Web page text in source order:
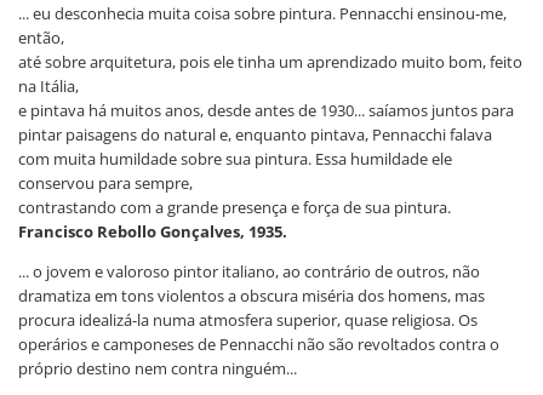
... eu desconhecia muita coisa sobre pintura. Pennacchi ensinou-me,
então,
até sobre arquitetura, pois ele tinha um aprendizado muito bom, feito
na Itália,
e pintava há muitos anos, desde antes de 1930... saíamos juntos para
pintar paisagens do natural e, enquanto pintava, Pennacchi falava
com muita humildade sobre sua pintura. Essa humildade ele
conservou para sempre,
contrastando com a grande presença e força de sua pintura.
Francisco Rebollo Gonçalves, 1935.
... o jovem e valoroso pintor italiano, ao contrário de outros, não
dramatiza em tons violentos a obscura miséria dos homens, mas
procura idealizá-la numa atmosfera superior, quase religiosa. Os
operários e camponeses de Pennacchi não são revoltados contra o
próprio destino nem contra ninguém...